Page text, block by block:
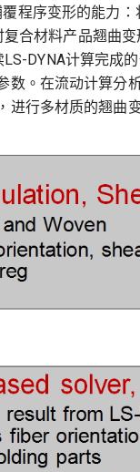
程序变形的能力
合材料产品翘曲
DYNA计算完成
。在流动计算分
行多材质的翘曲